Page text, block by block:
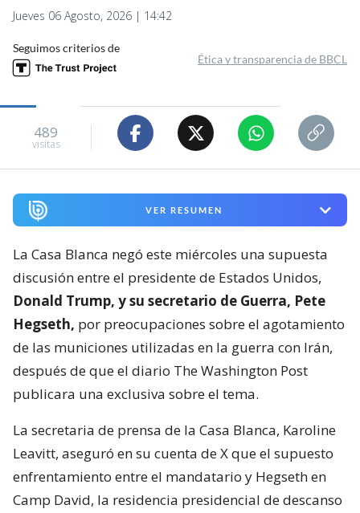
Jueves 06 Agosto, 2026 | 14:42
Seguimos criterios de
Ética y transparencia de BBCL
489
visitas
VER RESUMEN
La Casa Blanca negó este miércoles una supuesta
discusión entre el presidente de Estados Unidos,
Donald Trump, y su secretario de Guerra, Pete
Hegseth, por preocupaciones sobre el agotamiento
de las municiones utilizadas en la guerra con Irán,
después de que el diario The Washington Post
publicara una exclusiva sobre el tema.
La secretaria de prensa de la Casa Blanca, Karoline
Leavitt, aseguró en su cuenta de X que el supuesto
enfrentamiento entre el mandatario y Hegseth en
Camp David, la residencia presidencial de descanso